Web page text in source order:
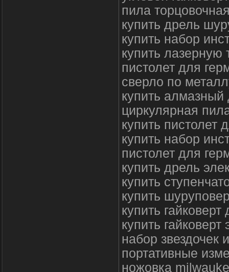
пила
купить дрель
купить набор
купить лазерную
пистолет для
сверло по
купить алмазный
циркулярная
купить пистолет
купить набор
пистолет для
купить дрель
купить
купить
купить
купить
набор звездочек
портативные
ножовка